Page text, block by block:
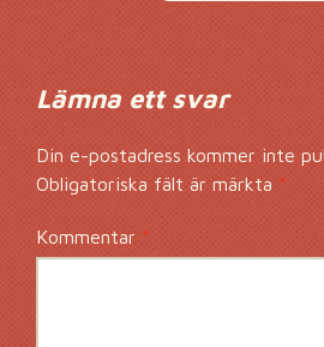
Lämna ett svar
Din e-postadress kommer inte
Obligatoriska fält är märkta*
Kommentar*